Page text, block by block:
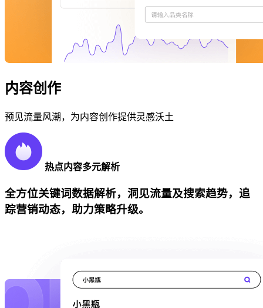
内容创作
预见流量风潮，为内容创作提供灵感沃土
热点内容多元解析
全方位关键词数据解析，洞见流量及搜索趋势，追
踪营销动态，助力策略升级。